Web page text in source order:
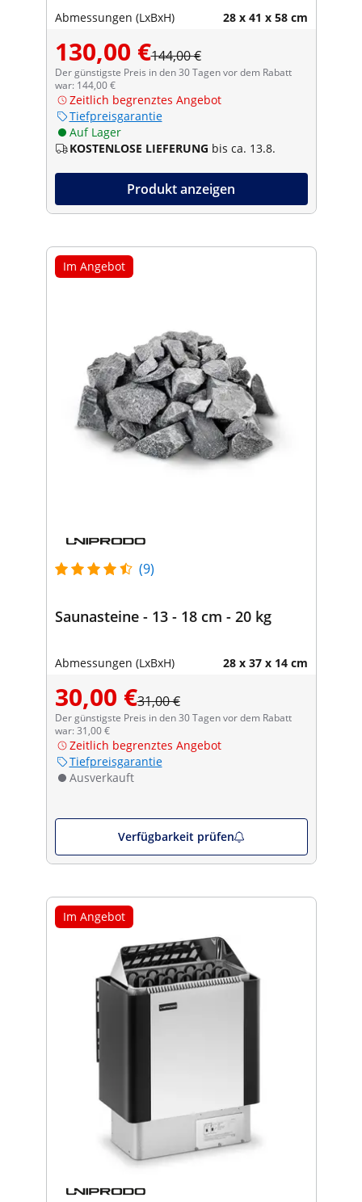
Abmessungen (LxBxH) 28 x 41 x 58 cm
130,00 €144,00 €
Der günstigste Preis in den 30 Tagen vor dem Rabatt
war: 144,00 €
Zeitlich begrenztes Angebot
Tiefpreisgarantie
Auf Lager
KOSTENLOSE LIEFERUNG bis ca. 13.8.
Produkt anzeigen
Im Angebot
(9)
Saunasteine - 13 - 18 cm - 20 kg
Abmessungen (LxBxH) 28 x 37 x 14 cm
30,00 €31,00 €
Der günstigste Preis in den 30 Tagen vor dem Rabatt
war: 31,00 €
Zeitlich begrenztes Angebot
Tiefpreisgarantie
Ausverkauft
Verfügbarkeit prüfen
Im Angebot